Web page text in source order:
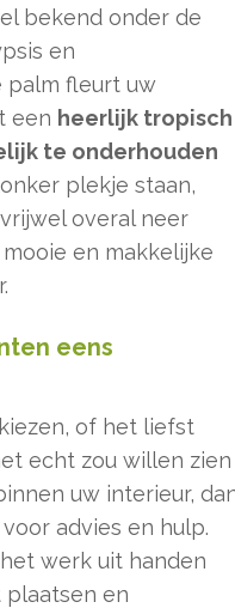
bekend onder de
en
palm fleurt uw
een heerlijk tropisch
te onderhouden
plekje staan,
overal neer
en makkelijke
eens
of het liefst
echt zou willen zien
uw interieur,
advies en hulp.
werk uit handen
plaatsen en